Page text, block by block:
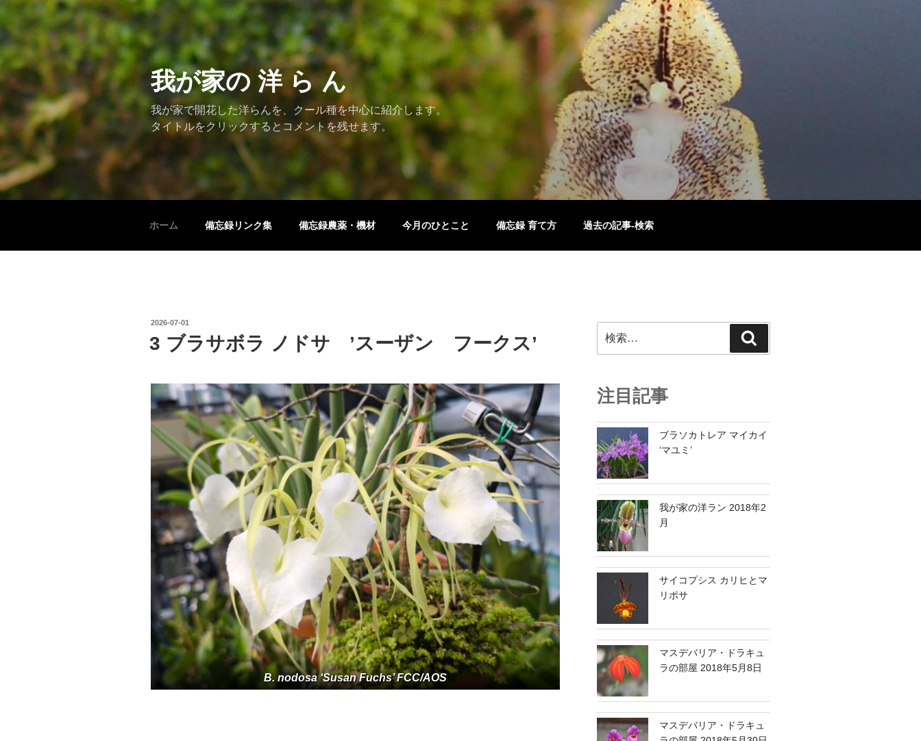
ン
ン
ツ
へ
キ
ッ
プ
我が家の 洋 ら ん
我が家で開花した洋らんを、クール種を中心に紹介します。
タイトルをクリックするとコメントを残せます。
ホーム 備忘録リンク集 備忘録農薬・機材 今月のひとこと 備忘録 育て方 過去の記事-検索
投
日:
2026-07-01
3 ブラサボラ ノドサ ’スーザン フークス’
B. nodosa ‘Susan Fuchs’ FCC/AOS
索:
索
注目記事
ブラソカトレア マイカイ
‘マユミ’
我が家の洋ラン 2018年2
月
サイコプシス カリヒとマ
リポサ
マスデバリア・ドラキュ
ラの部屋 2018年5月8日
マスデバリア・ドラキュ